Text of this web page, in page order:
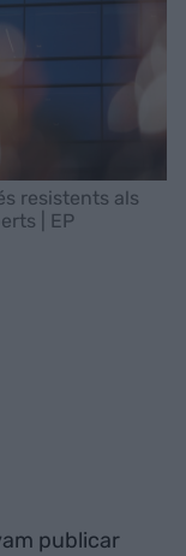
resistents als
| EP
publicar